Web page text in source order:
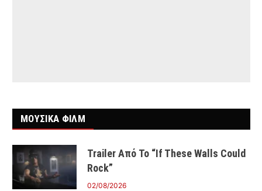
ΜΟΥΣΙΚΑ ΦΙΛΜ
Trailer Από Το “If These Walls Could
Rock”
02/08/2026